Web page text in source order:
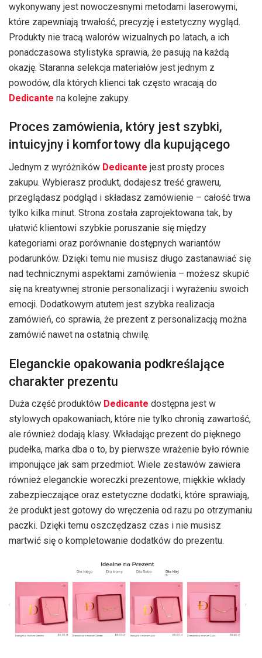
wykonywany jest nowoczesnymi metodami laserowymi,
które zapewniają trwałość, precyzję i estetyczny wygląd.
Produkty nie tracą walorów wizualnych po latach, a ich
ponadczasowa stylistyka sprawia, że pasują na każdą
okazję. Staranna selekcja materiałów jest jednym z
powodów, dla których klienci tak często wracają do
Dedicante na kolejne zakupy.
Proces zamówienia, który jest szybki,
intuicyjny i komfortowy dla kupującego
Jednym z wyróżników Dedicante jest prosty proces
zakupu. Wybierasz produkt, dodajesz treść graweru,
przeglądasz podgląd i składasz zamówienie – całość trwa
tylko kilka minut. Strona została zaprojektowana tak, by
ułatwić klientowi szybkie poruszanie się między
kategoriami oraz porównanie dostępnych wariantów
podarunków. Dzięki temu nie musisz długo zastanawiać się
nad technicznymi aspektami zamówienia – możesz skupić
się na kreatywnej stronie personalizacji i wyrażeniu swoich
emocji. Dodatkowym atutem jest szybka realizacja
zamówień, co sprawia, że prezent z personalizacją można
zamówić nawet na ostatnią chwilę.
Eleganckie opakowania podkreślające
charakter prezentu
Duża część produktów Dedicante dostępna jest w
stylowych opakowaniach, które nie tylko chronią zawartość,
ale również dodają klasy. Wkładając prezent do pięknego
pudełka, marka dba o to, by pierwsze wrażenie było równie
imponujące jak sam przedmiot. Wiele zestawów zawiera
również eleganckie woreczki prezentowe, miękkie wkłady
zabezpieczające oraz estetyczne dodatki, które sprawiają,
że produkt jest gotowy do wręczenia od razu po otrzymaniu
paczki. Dzięki temu oszczędzasz czas i nie musisz
martwić się o kompletowanie dodatków do prezentu.